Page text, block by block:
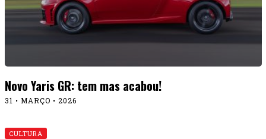
Novo Yaris GR: tem mas acabou!
31 • MARÇO • 2026
CULTURA